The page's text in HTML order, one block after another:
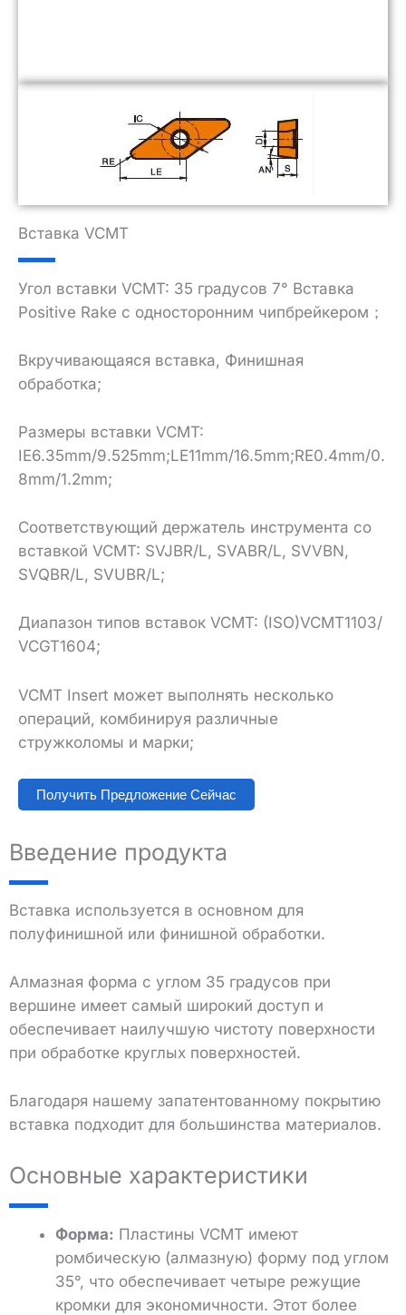
Вставка VCMT
Угол вставки VCMT: 35 градусов 7° Вставка
Positive Rake с односторонним чипбрейкером；
Вкручивающаяся вставка, Финишная
обработка;
Размеры вставки VCMT:
IE6.35mm/9.525mm;LE11mm/16.5mm;RE0.4mm/0.
8mm/1.2mm;
Соответствующий держатель инструмента со
вставкой VCMT: SVJBR/L, SVABR/L, SVVBN,
SVQBR/L, SVUBR/L;
Диапазон типов вставок VCMT: (ISO)VCMT1103/
VCGT1604;
VCMT Insert может выполнять несколько
операций, комбинируя различные
стружколомы и марки;
Получить Предложение Сейчас
Введение продукта
Вставка используется в основном для
полуфинишной или финишной обработки.
Алмазная форма с углом 35 градусов при
вершине имеет самый широкий доступ и
обеспечивает наилучшую чистоту поверхности
при обработке круглых поверхностей.
Благодаря нашему запатентованному покрытию
вставка подходит для большинства материалов.
Основные характеристики
Форма: Пластины VCMT имеют
ромбическую (алмазную) форму под углом
35°, что обеспечивает четыре режущие
кромки для экономичности. Этот более